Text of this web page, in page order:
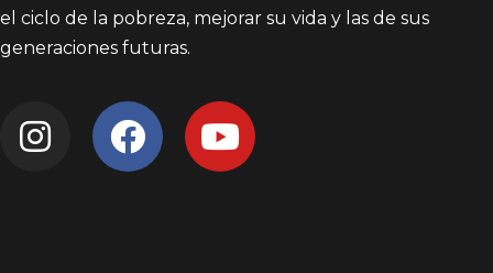
el ciclo de la pobreza, mejorar su vida y las de sus
generaciones futuras.